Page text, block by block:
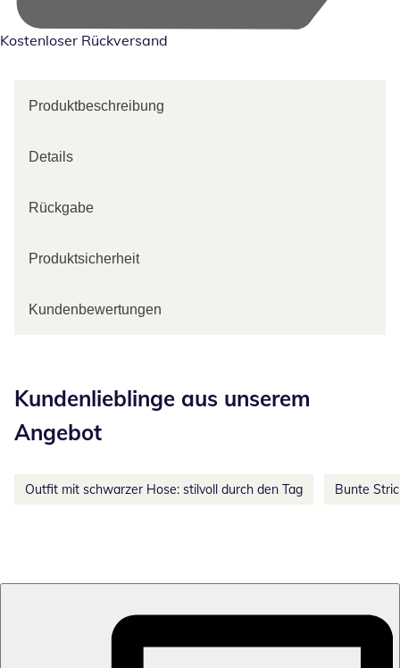
Kostenloser Rückversand
Produktbeschreibung
Details
Rückgabe
Produktsicherheit
Kundenbewertungen
Kundenlieblinge aus unserem
Angebot
Outfit mit schwarzer Hose: stilvoll durch den Tag Bunte